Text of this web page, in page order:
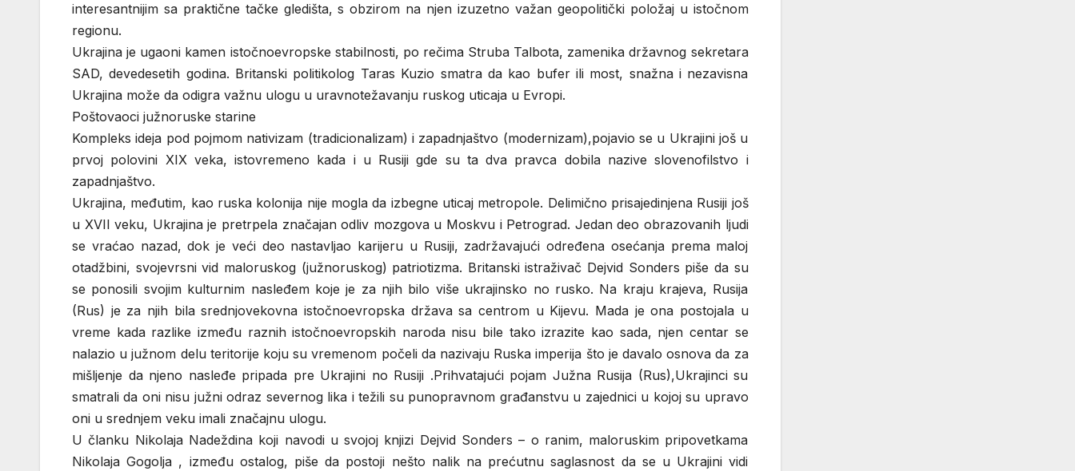
interesantnijim sa praktične tačke gledišta, s obzirom na njen izuzetno važan geopolitički položaj u istočnom
regionu.
Ukrajina je ugaoni kamen istočnoevropske stabilnosti, po rečima Struba Talbota, zamenika državnog sekretara
SAD, devedesetih godina. Britanski politikolog Taras Kuzio smatra da kao bufer ili most, snažna i nezavisna
Ukrajina može da odigra važnu ulogu u uravnotežavanju ruskog uticaja u Evropi.
Poštovaoci južnoruske starine
Kompleks ideja pod pojmom nativizam (tradicionalizam) i zapadnjaštvo (modernizam),pojavio se u Ukrajini još u
prvoj polovini XIX veka, istovremeno kada i u Rusiji gde su ta dva pravca dobila nazive slovenofilstvo i
zapadnjaštvo.
Ukrajina, međutim, kao ruska kolonija nije mogla da izbegne uticaj metropole. Delimično prisajedinjena Rusiji još
u XVII veku, Ukrajina je pretrpela značajan odliv mozgova u Moskvu i Petrograd. Jedan deo obrazovanih ljudi
se vraćao nazad, dok je veći deo nastavljao karijeru u Rusiji, zadržavajući određena osećanja prema maloj
otadžbini, svojevrsni vid maloruskog (južnoruskog) patriotizma. Britanski istraživač Dejvid Sonders piše da su
se ponosili svojim kulturnim nasleđem koje je za njih bilo više ukrajinsko no rusko. Na kraju krajeva, Rusija
(Rus) je za njih bila srednjovekovna istočnoevropska država sa centrom u Kijevu. Mada je ona postojala u
vreme kada razlike između raznih istočnoevropskih naroda nisu bile tako izrazite kao sada, njen centar se
nalazio u južnom delu teritorije koju su vremenom počeli da nazivaju Ruska imperija što je davalo osnova da za
mišljenje da njeno nasleđe pripada pre Ukrajini no Rusiji .Prihvatajući pojam Južna Rusija (Rus),Ukrajinci su
smatrali da oni nisu južni odraz severnog lika i težili su punopravnom građanstvu u zajednici u kojoj su upravo
oni u srednjem veku imali značajnu ulogu.
U članku Nikolaja Nadeždina koji navodi u svojoj knjizi Dejvid Sonders – o ranim, maloruskim pripovetkama
Nikolaja Gogolja , između ostalog, piše da postoji nešto nalik na prećutnu saglasnost da se u Ukrajini vidi